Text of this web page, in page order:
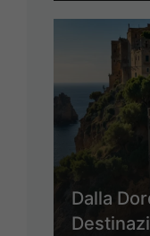
Dalla